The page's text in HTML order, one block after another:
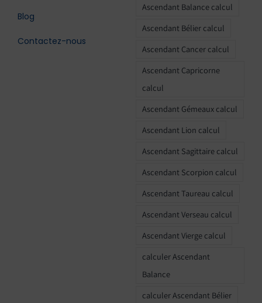
Blog
Contactez-nous
Ascendant Balance calcul
Ascendant Bélier calcul
Ascendant Cancer calcul
Ascendant Capricorne
calcul
Ascendant Gémeaux calcul
Ascendant Lion calcul
Ascendant Sagittaire calcul
Ascendant Scorpion calcul
Ascendant Taureau calcul
Ascendant Verseau calcul
Ascendant Vierge calcul
calculer Ascendant
Balance
calculer Ascendant Bélier